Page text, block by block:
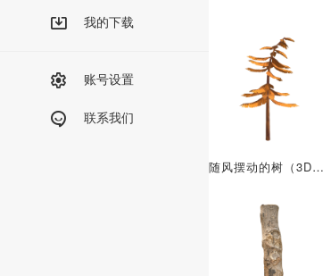
我的下载
账号设置
联系我们
随风摆动的树（3D动画模型）